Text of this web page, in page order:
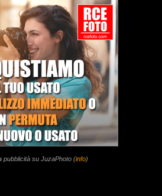
pubblicità su JuzaPhoto (info)